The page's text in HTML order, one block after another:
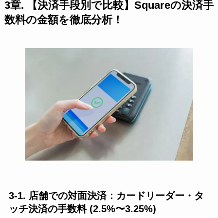
3章. 【決済手段別で比較】Squareの決済手
数料の金額を徹底分析！
3-1. 店舗での対面決済：カードリーダー・タ
ッチ決済の手数料 (2.5%〜3.25%)